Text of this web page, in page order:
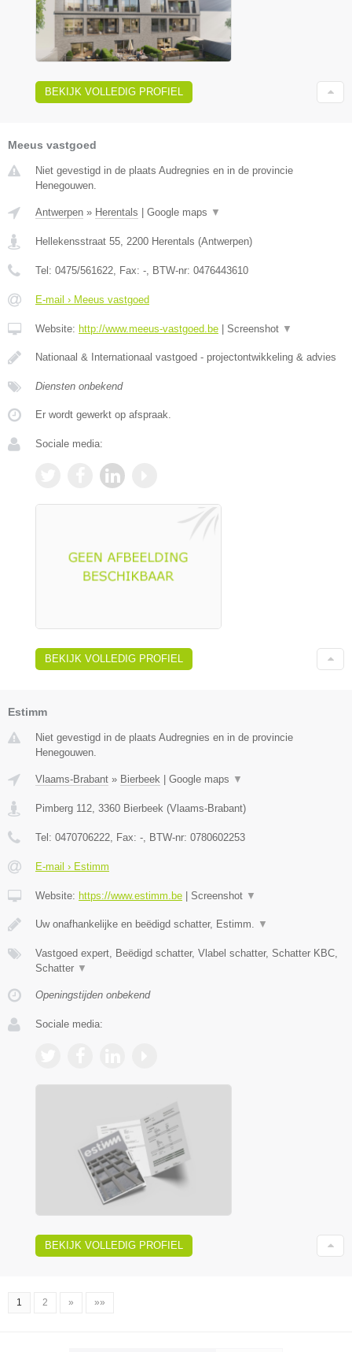
BEKIJK VOLLEDIG PROFIEL
Meeus vastgoed
Niet gevestigd in de plaats Audregnies en in de provincie
Henegouwen.
Antwerpen » Herentals Google maps ▼
Hellekensstraat 55, 2200 Herentals (Antwerpen)
Tel: 0475/561622, Fax: -, BTW-nr: 0476443610
E-mail › Meeus vastgoed
Website: http://www.meeus-vastgoed.be Screenshot ▼
Nationaal & Internationaal vastgoed - projectontwikkeling & advies
Diensten onbekend
Er wordt gewerkt op afspraak.
Sociale media:
BEKIJK VOLLEDIG PROFIEL
Estimm
Niet gevestigd in de plaats Audregnies en in de provincie
Henegouwen.
Vlaams-Brabant » Bierbeek Google maps ▼
Pimberg 112 3360 Bierbeek (Vlaams-Brabant)
Tel: 0470706222 , Fax: - , BTW-nr: 0780602253
E-mail › Estimm
Website: https://www.estimm.be Screenshot ▼
Uw onafhankelijke en beëdigd schatter, Estimm. ▼
Vastgoed expert, Beëdigd schatter, Vlabel schatter, Schatter KBC,
Schatter ▼
Openingstijden onbekend
Sociale media:
BEKIJK VOLLEDIG PROFIEL
1 2 » »»